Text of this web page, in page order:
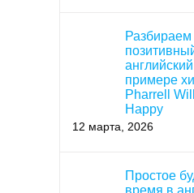
Разбираем
примере
Pharrell
Happy
12 марта, 2026
Простое
время в